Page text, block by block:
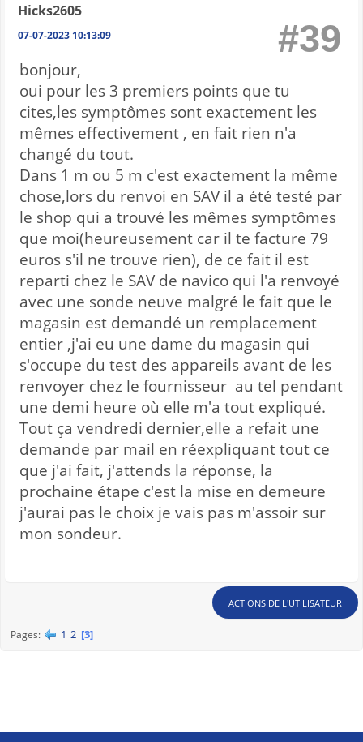
Hicks2605
07-07-2023 10:13:09 #39
bonjour,
oui pour les 3 premiers points que tu
cites,les symptômes sont exactement les
mêmes effectivement , en fait rien n'a
changé du tout.
Dans 1 m ou 5 m c'est exactement la même
chose,lors du renvoi en SAV il a été testé par
le shop qui a trouvé les mêmes symptômes
que moi(heureusement car il te facture 79
euros s'il ne trouve rien), de ce fait il est
reparti chez le SAV de navico qui l'a renvoyé
avec une sonde neuve malgré le fait que le
magasin est demandé un remplacement
entier ,j'ai eu une dame du magasin qui
s'occupe du test des appareils avant de les
renvoyer chez le fournisseur au tel pendant
une demi heure où elle m'a tout expliqué.
Tout ça vendredi dernier,elle a refait une
demande par mail en réexpliquant tout ce
que j'ai fait, j'attends la réponse, la
prochaine étape c'est la mise en demeure
j'aurai pas le choix je vais pas m'assoir sur
mon sondeur.
ACTIONS DE L'UTILISATEUR
Pages 1 2 3